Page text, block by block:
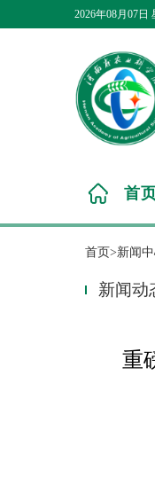
2026年08月07日
首
首页>新闻
新闻动
重